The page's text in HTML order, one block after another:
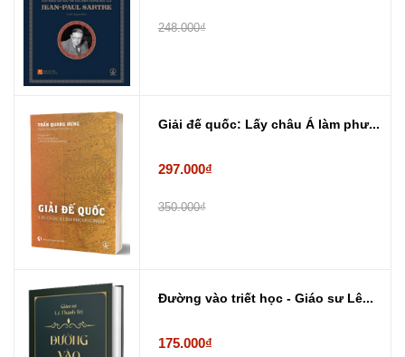
248.000₫
Giải đế quốc: Lấy châu Á làm phư...
297.000₫
350.000₫
Đường vào triết học - Giáo sư Lê...
175.000₫